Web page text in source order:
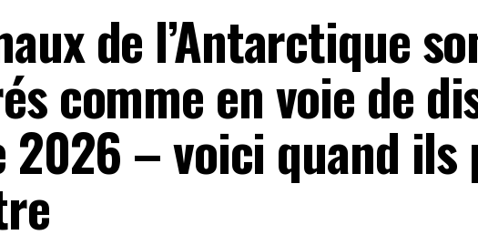
de l’Antarctique
comme en voie de
– voici quand